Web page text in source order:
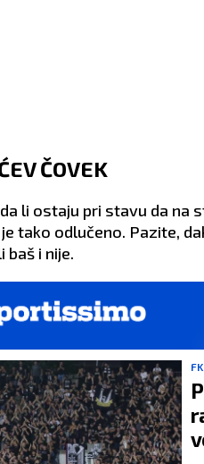
ČOVEK
li ostaju pri stavu da
tako odlučeno. Pazite,
baš i nije.